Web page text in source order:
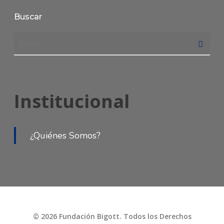
Buscar
Institucional
¿Quiénes Somos?
© 2026 Fundación Bigott. Todos los Derechos